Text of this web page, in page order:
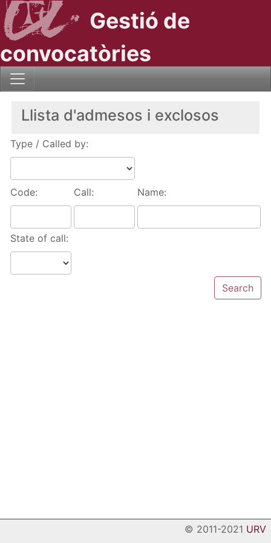
Gestió de
convocatòries
Llista d'admesos i exclosos
Type / Called by:
Code: Call: Name:
State of call:
© 2011-2021 URV